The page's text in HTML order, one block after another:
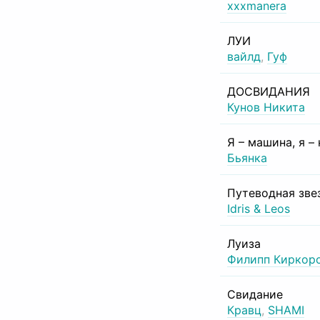
xxxmanera
ЛУИ
вайлд, Гуф
ДОСВИДАНИЯ
Кунов Никита
Я – машина, я –
Бьянка
Путеводная
Idris & Leos
Луиза
Филипп
Свидание
Кравц, SHAMI